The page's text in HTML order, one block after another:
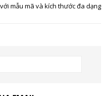
mẫu mã và kích thước đa dạng